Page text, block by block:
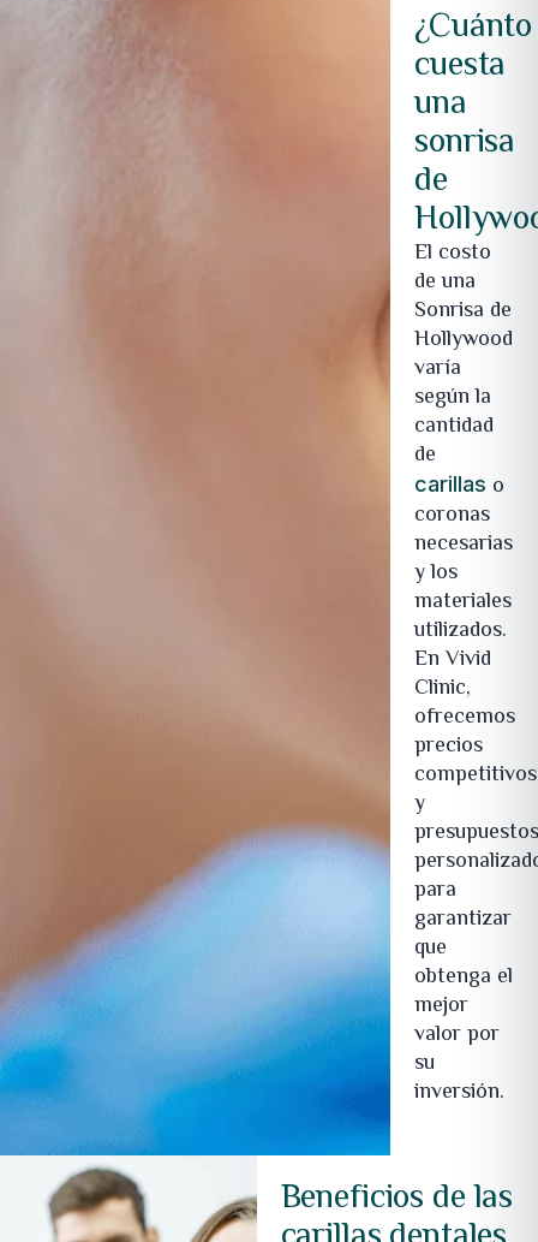
¿Cuánto
cuesta
una
sonrisa
de
El costo
de una
Sonrisa de
Hollywood
varía
según la
cantidad
de
carillas o
coronas
necesarias
y los
materiales
utilizados.
En Vivid
Clinic,
ofrecemos
precios
competitivos
y
para
garantizar
que
obtenga el
mejor
valor por
su
inversión.
Beneficios de las